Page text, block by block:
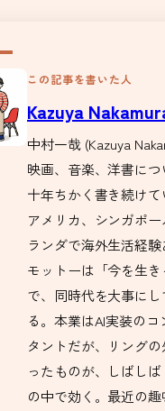
この記事を書いた人
Kazuya
中村一哉 (Kazuya
映画、音楽、洋書につ
十年ちかく書き続けて
アメリカ、シンガポー
ランダで海外生活経験
モットーは「今を生き
で、同時代を大事にし
る。本業はAI実装のコ
タントだが、リング
ったものが、しばし
の中で効く。最近の